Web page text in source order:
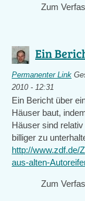
Zum
Ein
Permanenter Link
2010 - 12:31
Ein Bericht über
Häuser baut,
Häuser sind
billiger zu
http://www.zdf.de/
aus-alten-
Zum